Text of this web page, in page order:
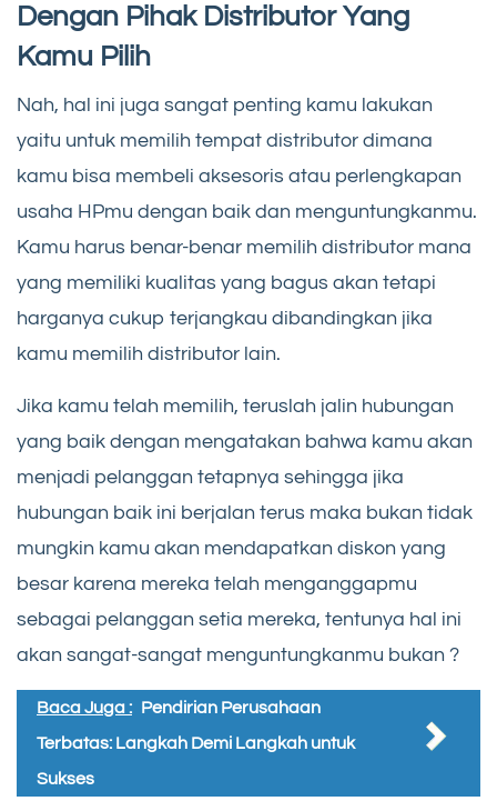
Dengan Pihak Distributor Yang
Kamu Pilih
Nah, hal ini juga sangat penting kamu lakukan
yaitu untuk memilih tempat distributor dimana
kamu bisa membeli aksesoris atau perlengkapan
usaha HPmu dengan baik dan menguntungkanmu.
Kamu harus benar-benar memilih distributor mana
yang memiliki kualitas yang bagus akan tetapi
harganya cukup terjangkau dibandingkan jika
kamu memilih distributor lain.
Jika kamu telah memilih, teruslah jalin hubungan
yang baik dengan mengatakan bahwa kamu akan
menjadi pelanggan tetapnya sehingga jika
hubungan baik ini berjalan terus maka bukan tidak
mungkin kamu akan mendapatkan diskon yang
besar karena mereka telah menganggapmu
sebagai pelanggan setia mereka, tentunya hal ini
akan sangat-sangat menguntungkanmu bukan ?
Baca Juga : Pendirian Perusahaan
Terbatas: Langkah Demi Langkah untuk
Sukses